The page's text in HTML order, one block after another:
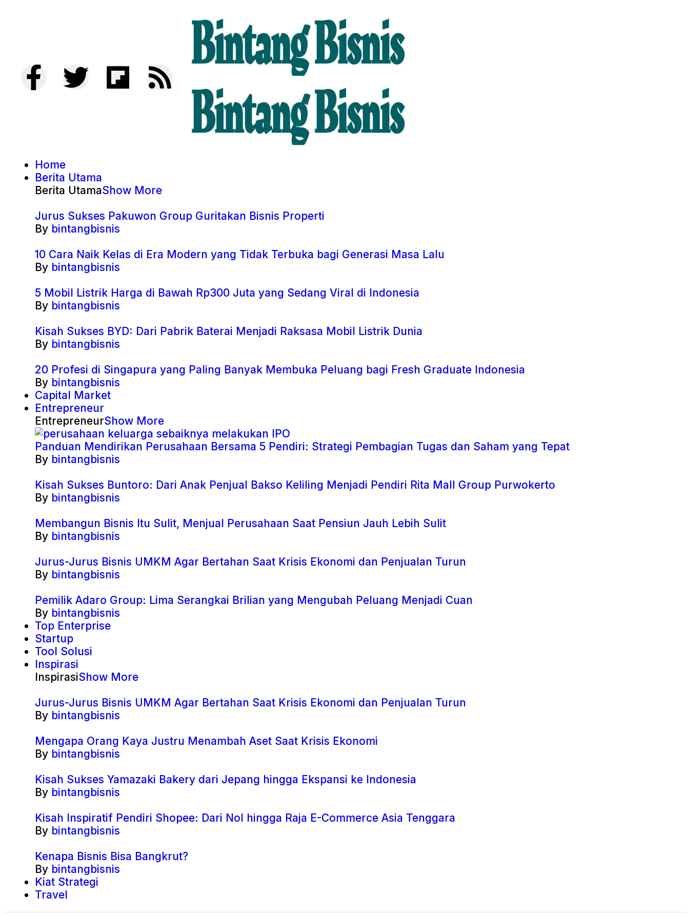
Home
Berita Utama
Berita UtamaShow More
Jurus Sukses Pakuwon Group Guritakan Bisnis Properti
By bintangbisnis
10 Cara Naik Kelas di Era Modern yang Tidak Terbuka bagi Generasi Masa Lalu
By bintangbisnis
5 Mobil Listrik Harga di Bawah Rp300 Juta yang Sedang Viral di Indonesia
By bintangbisnis
Kisah Sukses BYD: Dari Pabrik Baterai Menjadi Raksasa Mobil Listrik Dunia
By bintangbisnis
20 Profesi di Singapura yang Paling Banyak Membuka Peluang bagi Fresh Graduate Indonesia
By bintangbisnis
Capital Market
Entrepreneur
EntrepreneurShow More
Panduan Mendirikan Perusahaan Bersama 5 Pendiri: Strategi Pembagian Tugas dan Saham yang Tepat
By bintangbisnis
Kisah Sukses Buntoro: Dari Anak Penjual Bakso Keliling Menjadi Pendiri Rita Mall Group Purwokerto
By bintangbisnis
Membangun Bisnis Itu Sulit, Menjual Perusahaan Saat Pensiun Jauh Lebih Sulit
By bintangbisnis
Jurus-Jurus Bisnis UMKM Agar Bertahan Saat Krisis Ekonomi dan Penjualan Turun
By bintangbisnis
Pemilik Adaro Group: Lima Serangkai Brilian yang Mengubah Peluang Menjadi Cuan
By bintangbisnis
Top Enterprise
Startup
Tool Solusi
Inspirasi
InspirasiShow More
Jurus-Jurus Bisnis UMKM Agar Bertahan Saat Krisis Ekonomi dan Penjualan Turun
By bintangbisnis
Mengapa Orang Kaya Justru Menambah Aset Saat Krisis Ekonomi
By bintangbisnis
Kisah Sukses Yamazaki Bakery dari Jepang hingga Ekspansi ke Indonesia
By bintangbisnis
Kisah Inspiratif Pendiri Shopee: Dari Nol hingga Raja E-Commerce Asia Tenggara
By bintangbisnis
Kenapa Bisnis Bisa Bangkrut?
By bintangbisnis
Kiat Strategi
Travel